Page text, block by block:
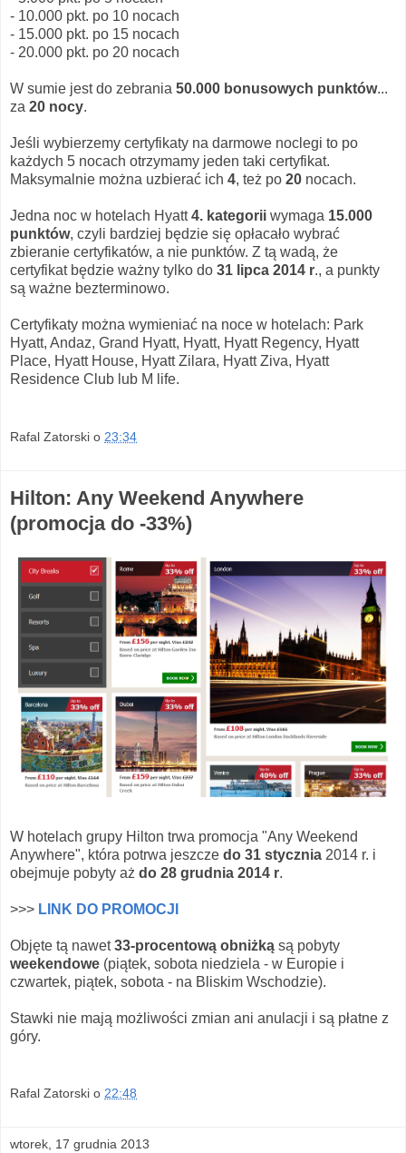
- 10.000 pkt. po 10 nocach
- 15.000 pkt. po 15 nocach
- 20.000 pkt. po 20 nocach
W sumie jest do zebrania 50.000 bonusowych punktów...
za 20 nocy.
Jeśli wybierzemy certyfikaty na darmowe noclegi to po
każdych 5 nocach otrzymamy jeden taki certyfikat.
Maksymalnie można uzbierać ich 4, też po 20 nocach.
Jedna noc w hotelach Hyatt4. kategorii wymaga 15.000
punktów, czyli bardziej będzie się opłacało wybrać
zbieranie certyfikatów, a nie punktów. Z tą wadą, że
certyfikat będzie ważny tylko do 31 lipca 2014 r., a punkty
są ważne bezterminowo.
Certyfikaty można wymieniać na noce w hotelach: Park
Hyatt, Andaz, Grand Hyatt, Hyatt, Hyatt Regency, Hyatt
Place, Hyatt House, Hyatt Zilara, Hyatt Ziva, Hyatt
Residence Club lub M life.
Rafal Zatorski o 23:34
Hilton: Any Weekend Anywhere
(promocja do -33%)
W hotelach grupy Hilton trwa promocja "Any Weekend
Anywhere", która potrwa jeszcze do 31 stycznia 2014 r. i
obejmuje pobyty aż do 28 grudnia 2014 r.
>>> LINK DO PROMOCJI
Objęte tą nawet33-procentową obniżką są pobyty
weekendowe (piątek, sobota niedziela - w Europie i
czwartek, piątek, sobota - na Bliskim Wschodzie).
Stawki nie mają możliwości zmian ani anulacji i są płatne z
góry.
Rafal Zatorski o 22:48
wtorek, 17 grudnia 2013